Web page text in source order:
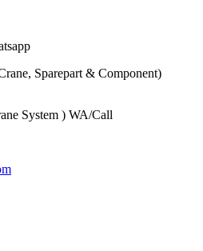
Sparepart & Component)
System ) WA/Call